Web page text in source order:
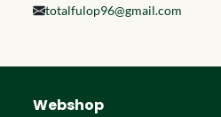
totalfulop96@gmail.com
Webshop